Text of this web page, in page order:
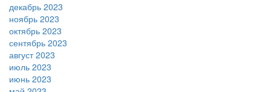
декабрь 2023
ноябрь 2023
октябрь 2023
сентябрь 2023
август 2023
июль 2023
июнь 2023